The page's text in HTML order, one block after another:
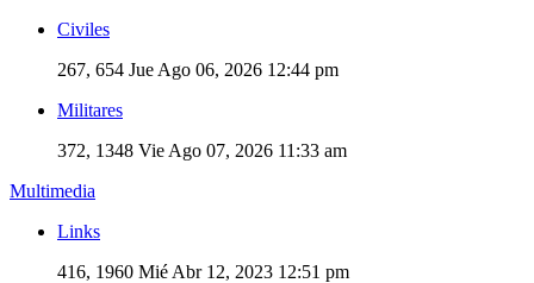
Civiles
267, 654 Jue Ago 06, 2026 12:44 pm
Militares
372, 1348 Vie Ago 07, 2026 11:33 am
Multimedia
Links
416, 1960 Mié Abr 12, 2023 12:51 pm